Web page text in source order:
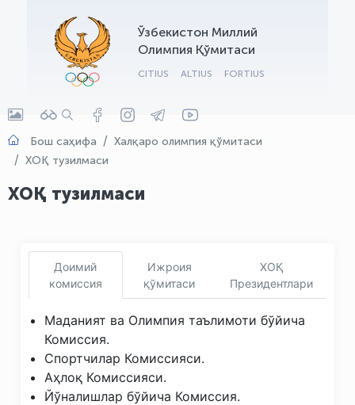
Ўзбекистон Миллий
Олимпия Қўмитаси
CITIUS ALTIUS FORTIUS
Бош саҳифа
Халқаро олимпия қўмитаси
ХОҚ тузилмаси
ХОҚ тузилмаси
Доимий
комиссия
Ижроия
қўмитаси
ХОҚ
Президентлари
Маданият ва Олимпия таълимоти бўйича
Комиссия.
Спортчилар Комиссияси.
Аҳлоқ Комиссияси.
Йўналишлар бўйича Комиссия.
OLYMPCHIK AI - yordamchi
Онлайн · olympic.uz